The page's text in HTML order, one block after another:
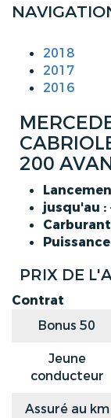
2018
2017
2016
200
jusqu'au :
PRIX DE
Contrat
Bonus 50
Jeune
conducteur
Assuré au km